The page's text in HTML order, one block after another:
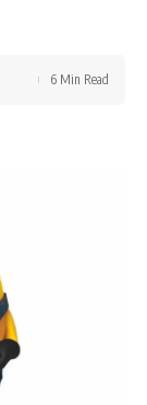
6 Min Read